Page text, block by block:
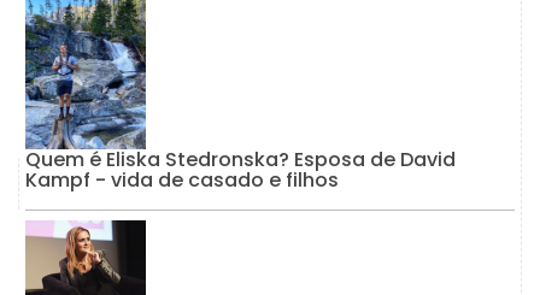
Quem é Eliska Stedronska? Esposa de David
Kampf - vida de casado e filhos